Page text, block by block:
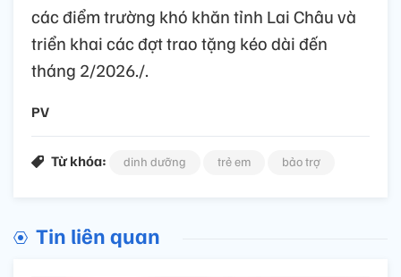
các điểm trường khó khăn tỉnh Lai Châu và
triển khai các đợt trao tặng kéo dài đến
tháng 2/2026./.
PV
Từ khóa: dinh dưỡng trẻ em bảo trợ
Tin liên quan